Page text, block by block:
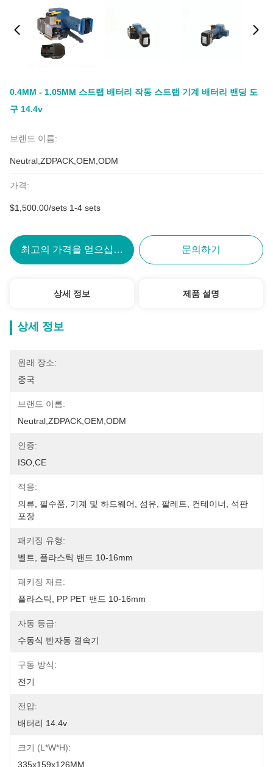
0.4MM - 1.05MM 스트랩 배터리 작동 스트랩 기계 배터리 밴딩 도
구 14.4v
브랜드 이름:
Neutral,ZDPACK,OEM,ODM
가격:
$1,500.00/sets 1-4 sets
최고의 가격을 얻으십시오 문의하기
상세 정보 제품 설명
상세 정보
원래 장소:
중국
브랜드 이름:
Neutral,ZDPACK,OEM,ODM
인증:
ISO,CE
적용:
의류, 필수품, 기계 및 하드웨어, 섬유, 팔레트, 컨테이너, 석판
포장
패키징 유형:
벨트, 플라스틱 밴드 10-16mm
패키징 재료:
플라스틱, PP PET 밴드 10-16mm
자동 등급:
수동식 반자동 결속기
구동 방식:
전기
전압:
배터리 14.4v
크기 (L*W*H):
335x159x126MM